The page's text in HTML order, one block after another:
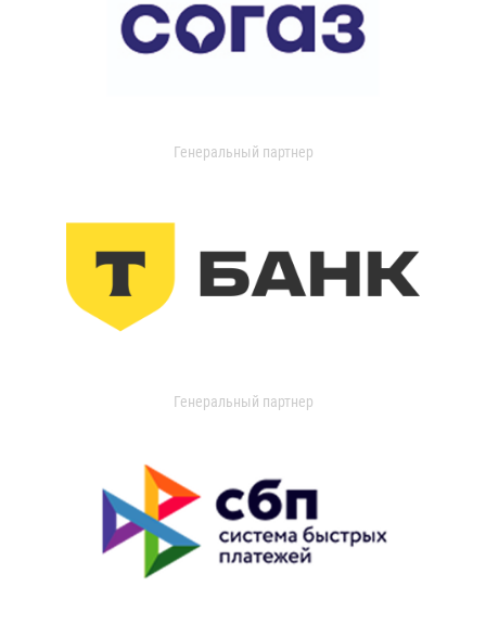
Генеральный партнер
Генеральный партнер